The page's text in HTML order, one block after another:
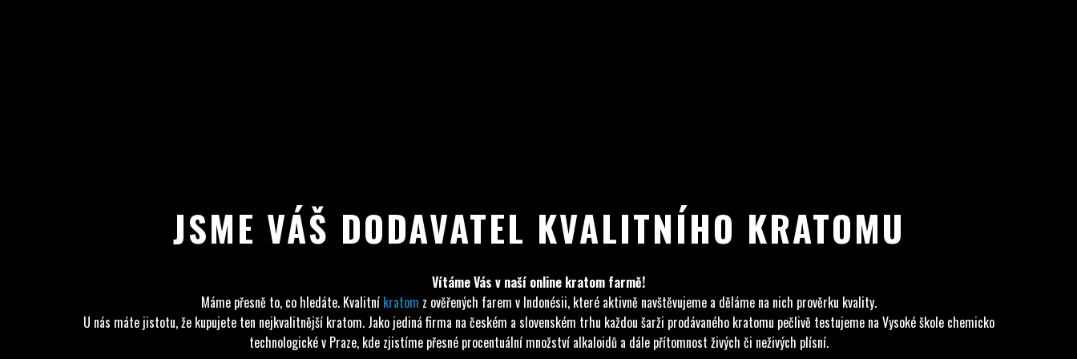
JSME VÁŠ DODAVATEL KVALITNÍHO KRATOMU
Vítáme Vás v naší online kratom farmě!
Máme přesně to, co hledáte. Kvalitní kratom z ověřených farem v Indonésii, které aktivně navštěvujeme a děláme na nich prověrku kvality.
U nás máte jistotu, že kupujete ten nejkvalitnější kratom. Jako jediná firma na českém a slovenském trhu každou šarži prodávaného kratomu pečlivě testujeme na Vysoké škole chemicko
technologické v Praze, kde zjistíme přesné procentuální množství alkaloidů a dále přítomnost živých či neživých plísní.